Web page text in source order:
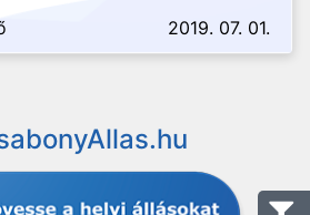
2019. 07. 01.